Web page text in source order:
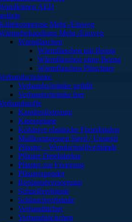
AED
Mehr-/Einweg
Mehr-/Einweg
Wärmflaschen
Wärmflaschen mit Bezug
Wärmflaschen ohne Bezug
Wärmflaschen Plüschtier
Verbandschränke gefüllt
Verbandschränke leer
Kanülenfixierung
Kinesoptape
Kohäsive elastische Fixierbinden
Mullkompressen Steril / Unsteril
Pflaster – Wundschnellverbände
Pflaster Detektierbar
Pflaster zur Fixierung
Pflasterspender
Replantatversorgung
Schnellverbände
Schlauchverbände
Verbandtücher
Verbandpäckchen